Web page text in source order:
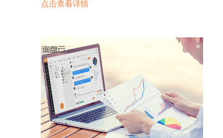
时一顿操作猛如虎，小卖罚款大卖封号，卖家一夜回
开始着手做私域的原因。鸡蛋不要放在一个篮子里，
一颗红心两手准备，公域私域两手抓才是硬道理。那
么问题来了，海外私域怎么做？怎么做得更好？
点击查看详情